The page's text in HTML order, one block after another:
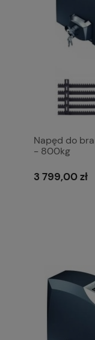
Napęd do
- 800kg
3 799,00 zł